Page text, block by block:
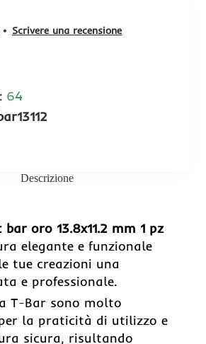
• Scrivere una recensione
64
Descrizione
oro 13.8x11.2 mm 1 pz
elegante e funzionale
tue creazioni una
e professionale.
T-Bar sono molto
la praticità di utilizzo e
sicura, risultando